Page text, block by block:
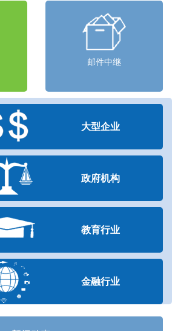
邮件中继
大型企业
政府机构
教育行业
金融行业